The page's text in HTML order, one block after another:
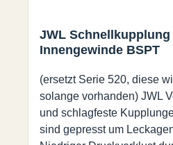
JWL Schnellkupplung
Innengewinde BSPT
(ersetzt Serie 520, diese
solange vorhanden) JWL
und schlagfeste
sind gepresst um